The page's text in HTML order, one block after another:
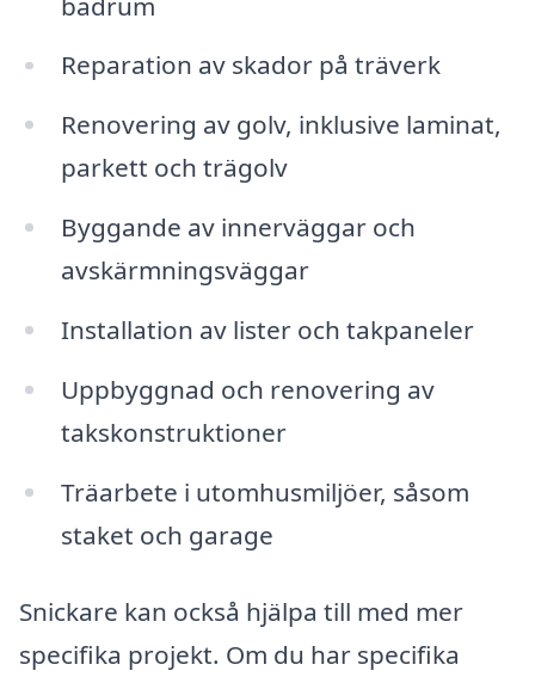
Reparation av skador på träverk
Renovering av golv, inklusive laminat,
parkett och trägolv
Byggande av innerväggar och
avskärmningsväggar
Installation av lister och takpaneler
Uppbyggnad och renovering av
takskonstruktioner
Träarbete i utomhusmiljöer, såsom
staket och garage
Snickare kan också hjälpa till med mer
specifika projekt. Om du har specifika